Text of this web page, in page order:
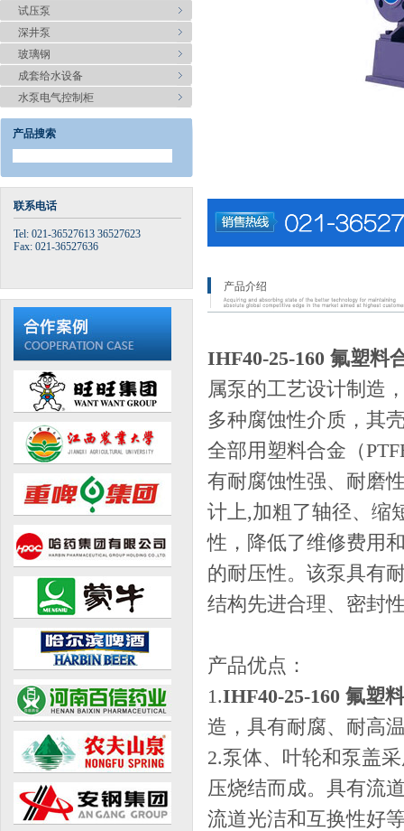
试压泵
深井泵
玻璃钢
成套给水设备
水泵电气控制柜
产品搜索
联系电话
Tel: 021-36527613 36527623
Fax: 021-36527636
产品介绍
IHF40-25-160 氟塑料
属泵的工艺设计制造
多种腐蚀性介质，其
全部用塑料合金（
有耐腐蚀性强、耐磨
计上,加粗了轴径、缩
性，降低了维修费用
的耐压性。该泵具有
结构先进合理、密封
产品优点：
1.IHF40-25-160 氟塑
造，具有耐腐、耐高
2.泵体、叶轮和泵盖
压烧结而成。具有流
流道光洁和互换性好